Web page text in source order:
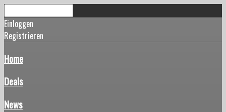
Einloggen
Registrieren
Home
Deals
News